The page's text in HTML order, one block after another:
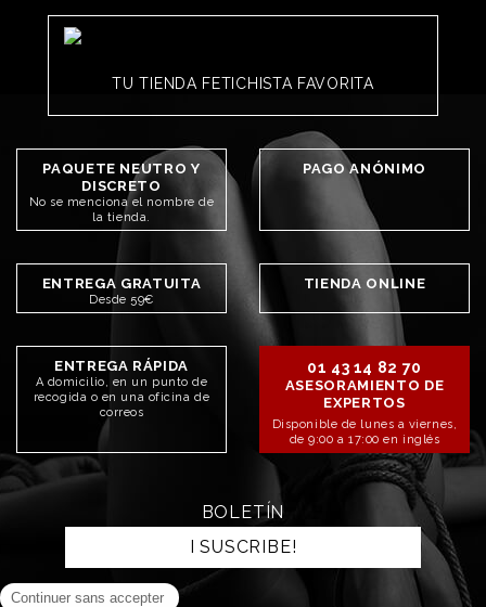
TU TIENDA FETICHISTA FAVORITA
PAQUETE NEUTRO Y
DISCRETO
No se menciona el nombre de
la tienda.
PAGO ANÓNIMO
ENTREGA GRATUITA
Desde 59€
TIENDA ONLINE
ENTREGA RÁPIDA
A domicilio, en un punto de
recogida o en una oficina de
correos
01 43 14 82 70
ASESORAMIENTO DE
EXPERTOS
Disponible de lunes a viernes,
de 9:00 a 17:00 en inglés
BOLETÍN
I SUSCRIBE!